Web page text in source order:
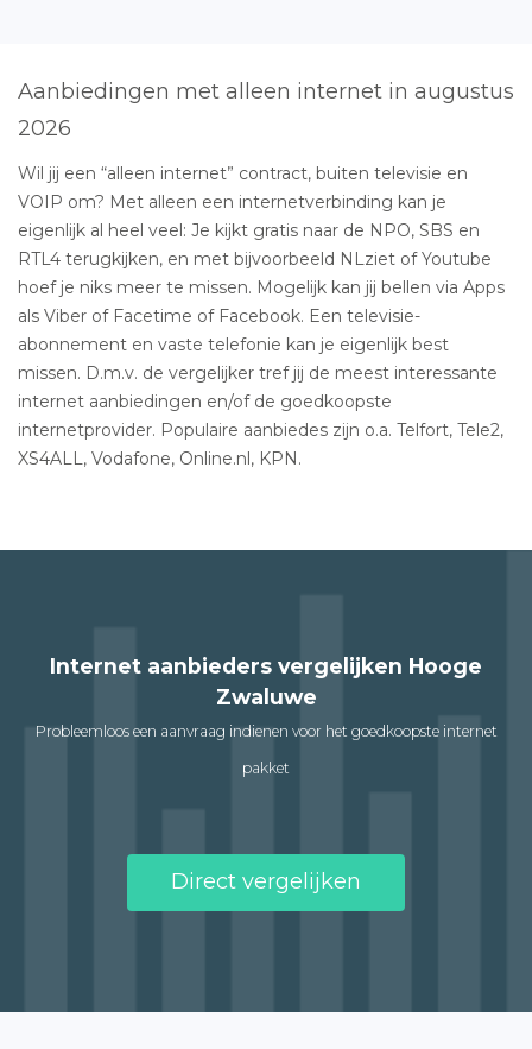
Aanbiedingen met alleen internet in augustus
2026
Wil jij een “alleen internet” contract, buiten televisie en
VOIP om? Met alleen een internetverbinding kan je
eigenlijk al heel veel: Je kijkt gratis naar de NPO, SBS en
RTL4 terugkijken, en met bijvoorbeeld NLziet of Youtube
hoef je niks meer te missen. Mogelijk kan jij bellen via Apps
als Viber of Facetime of Facebook. Een televisie-
abonnement en vaste telefonie kan je eigenlijk best
missen. D.m.v. de vergelijker tref jij de meest interessante
internet aanbiedingen en/of de goedkoopste
internetprovider. Populaire aanbiedes zijn o.a. Telfort, Tele2,
XS4ALL, Vodafone, Online.nl, KPN.
Internet aanbieders vergelijken Hooge
Zwaluwe
Probleemloos een aanvraag indienen voor het goedkoopste internet
pakket
Direct vergelijken